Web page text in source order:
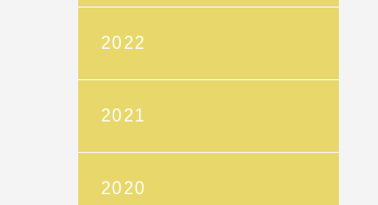
2022
2021
2020